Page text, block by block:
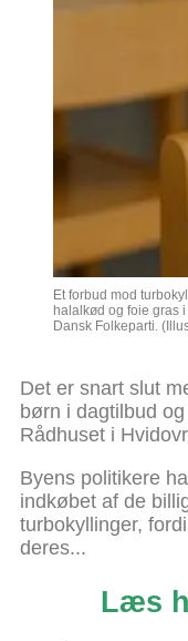
Et forbud mod
halalkød og foie gras
Dansk Folkeparti.
Det er snart slut
børn i dagtilbud
Rådhuset i
Byens politikere
indkøbet af de
turbokyllinger,
deres...
Læs